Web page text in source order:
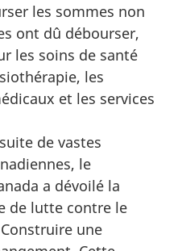
les sommes non
ont dû débourser,
les soins de santé
les
et les services
de vastes
le
a dévoilé la
de lutte contre le
une